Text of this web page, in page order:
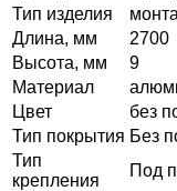
Тип изделия
Длина, мм
2700
Высота, мм
9
Материал
Цвет
без
Тип покрытия Без
Тип
крепления
Под